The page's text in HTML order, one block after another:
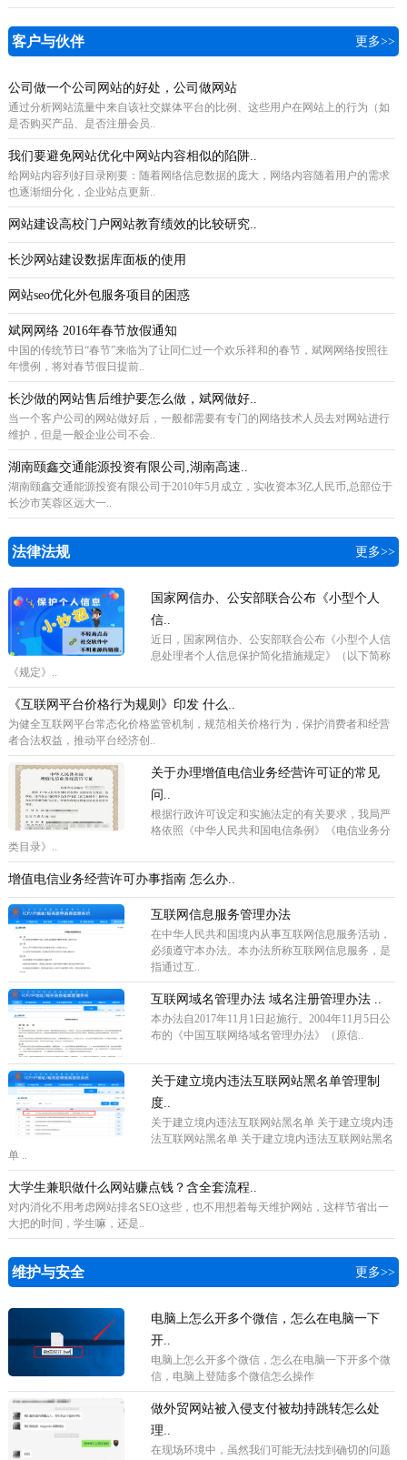
客户与伙伴 更多>>
公司做一个公司网站的好处，公司做网站
通过分析网站流量中来自该社交媒体平台的比例、这些用户在网站上的行为（如
是否购买产品、是否注册会员..
我们要避免网站优化中网站内容相似的陷阱..
给网站内容列好目录刚要：随着网络信息数据的庞大，网络内容随着用户的需求
也逐渐细分化，企业站点更新..
网站建设高校门户网站教育绩效的比较研究..
长沙网站建设数据库面板的使用
网站seo优化外包服务项目的困惑
斌网网络 2016年春节放假通知
中国的传统节日“春节”来临为了让同仁过一个欢乐祥和的春节，斌网网络按照往
年惯例，将对春节假日提前..
长沙做的网站售后维护要怎么做，斌网做好..
当一个客户公司的网站做好后，一般都需要有专门的网络技术人员去对网站进行
维护，但是一般企业公司不会..
湖南颐鑫交通能源投资有限公司,湖南高速..
湖南颐鑫交通能源投资有限公司于2010年5月成立，实收资本3亿人民币,总部位于
长沙市芙蓉区远大一..
法律法规 更多>>
国家网信办、公安部联合公布《小型个人
信..
近日，国家网信办、公安部联合公布《小型个人信
息处理者个人信息保护简化措施规定》（以下简称
《规定》..
《互联网平台价格行为规则》印发 什么..
为健全互联网平台常态化价格监管机制，规范相关价格行为，保护消费者和经营
者合法权益，推动平台经济创..
关于办理增值电信业务经营许可证的常见
问..
根据行政许可设定和实施法定的有关要求，我局严
格依照《中华人民共和国电信条例》《电信业务分
类目录》..
增值电信业务经营许可办事指南 怎么办..
互联网信息服务管理办法
在中华人民共和国境内从事互联网信息服务活动，
必须遵守本办法。本办法所称互联网信息服务，是
指通过互..
互联网域名管理办法 域名注册管理办法 ..
本办法自2017年11月1日起施行。2004年11月5日公
布的《中国互联网络域名管理办法》（原信..
关于建立境内违法互联网站黑名单管理制
度..
关于建立境内违法互联网站黑名单 关于建立境内违
法互联网站黑名单 关于建立境内违法互联网站黑名
单 ..
大学生兼职做什么网站赚点钱？含全套流程..
对内消化不用考虑网站排名SEO这些，也不用想着每天维护网站，这样节省出一
大把的时间，学生嘛，还是..
维护与安全 更多>>
电脑上怎么开多个微信，怎么在电脑一下
开..
电脑上怎么开多个微信，怎么在电脑一下开多个微
信，电脑上登陆多个微信怎么操作
做外贸网站被入侵支付被劫持跳转怎么处
理..
在现场环境中，虽然我们可能无法找到确切的问题